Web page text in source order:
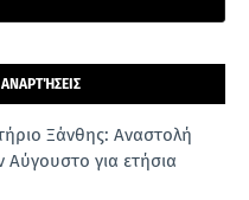
Ξάνθης: Αναστολή
Αύγουστο για ετήσια